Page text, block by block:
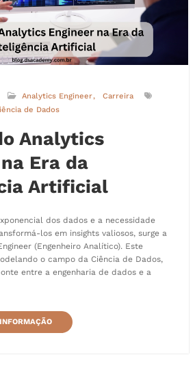
Analytics Engineer
Carreira
de Dados
Analytics
Era da
Artificial
dos dados e a necessidade
los em insights valiosos, surge a
(Engenheiro Analítico). Este
o campo da Ciência de Dados,
entre a engenharia de dados e a